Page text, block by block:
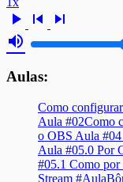
play_arrow skip_previous
skip_next
volume_up
Aulas:
Como
Aula #02Como
o OBS Aula
Aula #05.0 Por
#05.1 Como
Stream